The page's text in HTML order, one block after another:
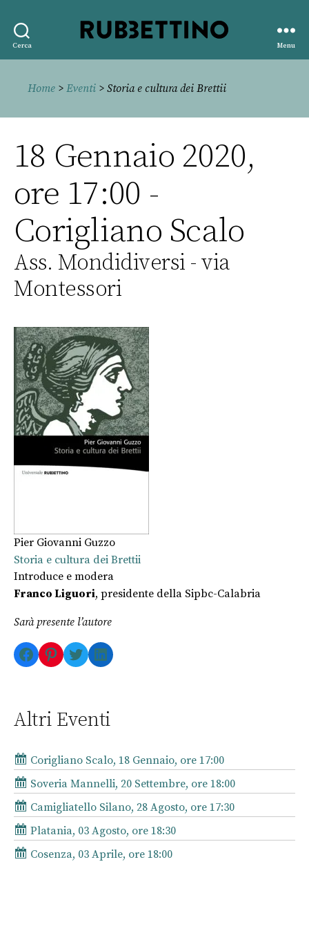
Cerca
editore
Menu
Home > Eventi > Storia e cultura dei Brettii
18 Gennaio 2020,
ore 17:00 -
Corigliano Scalo
Ass. Mondidiversi - via
Montessori
Pier Giovanni Guzzo
Storia e cultura dei Brettii
Introduce e modera
Franco Liguori, presidente della Sipbc-Calabria
Sarà presente l’autore
Facebook
Pinterest
TwitterLinkedIn
Altri Eventi
Corigliano Scalo, 18 Gennaio, ore 17:00
Soveria Mannelli, 20 Settembre, ore 18:00
Camigliatello Silano, 28 Agosto, ore 17:30
Platania, 03 Agosto, ore 18:30
Cosenza, 03 Aprile, ore 18:00